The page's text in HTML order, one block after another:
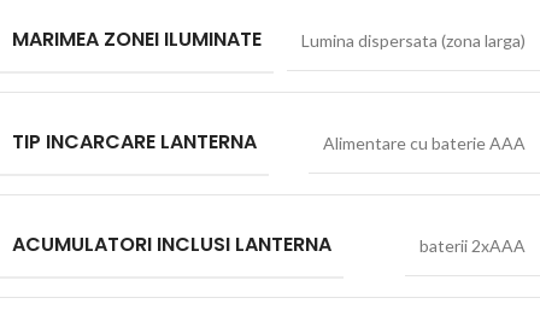
MARIMEA ZONEI ILUMINATE Lumina dispersata (zona larga)
TIP INCARCARE LANTERNA Alimentare cu baterie AAA
ACUMULATORI INCLUSI LANTERNA baterii 2xAAA